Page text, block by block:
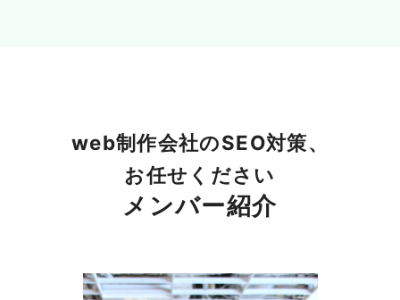
とがまとめられています。
web制作会社のSEO対策、
お任せください
メンバー紹介